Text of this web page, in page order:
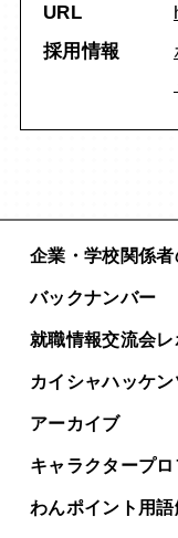
URL
採用情報
企業・学校関係
バックナンバー
就職情報交流会レ
カイシャハッケ
アーカイブ
キャラクタープ
わんポイント用語